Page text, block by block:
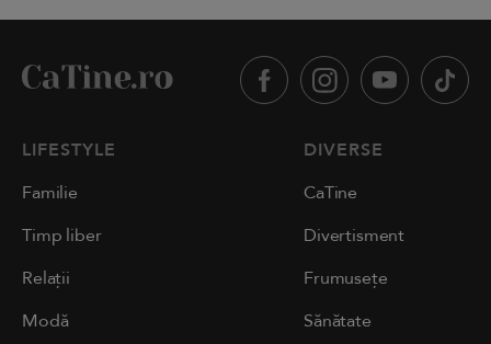
LIFESTYLE
Familie
Timp liber
Relații
Modă
DIVERSE
CaTine
Divertisment
Frumusețe
Sănătate